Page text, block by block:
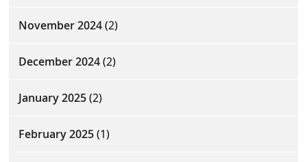
November 2024(2)
December 2024(2)
January 2025(2)
February 2025(1)